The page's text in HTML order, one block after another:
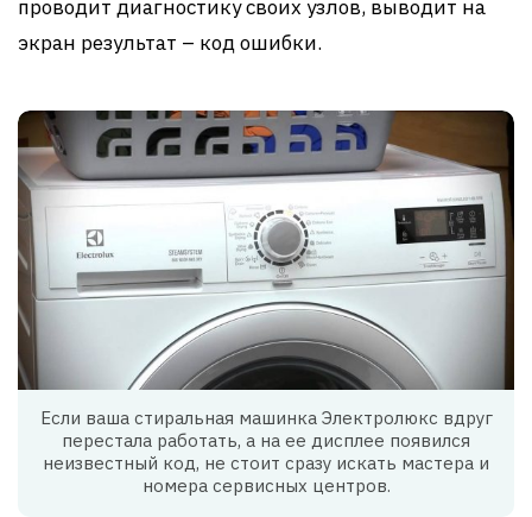
проводит диагностику своих узлов, выводит на
экран результат – код ошибки.
Если ваша стиральная машинка Электролюкс вдруг
перестала работать, а на ее дисплее появился
неизвестный код, не стоит сразу искать мастера и
номера сервисных центров.